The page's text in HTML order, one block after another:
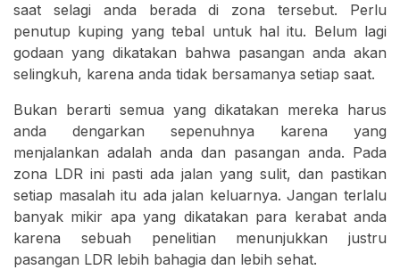
saat selagi anda berada di zona tersebut. Perlu
penutup kuping yang tebal untuk hal itu. Belum lagi
godaan yang dikatakan bahwa pasangan anda akan
selingkuh, karena anda tidak bersamanya setiap saat.
Bukan berarti semua yang dikatakan mereka harus
anda dengarkan sepenuhnya karena yang
menjalankan adalah anda dan pasangan anda. Pada
zona LDR ini pasti ada jalan yang sulit, dan pastikan
setiap masalah itu ada jalan keluarnya. Jangan terlalu
banyak mikir apa yang dikatakan para kerabat anda
karena sebuah penelitian menunjukkan justru
pasangan LDR lebih bahagia dan lebih sehat.